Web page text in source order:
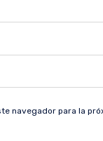
navegador para la